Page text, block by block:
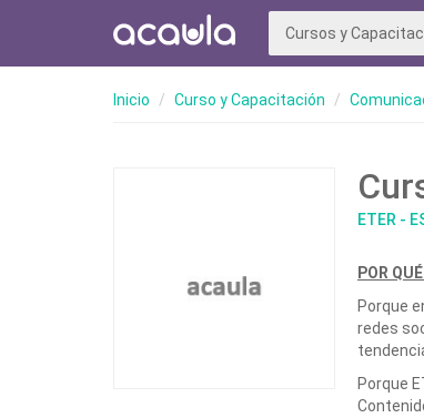
Cursos y
Inicio Curso y Capacitación
ETER -
POR
Porque
redes
Porque